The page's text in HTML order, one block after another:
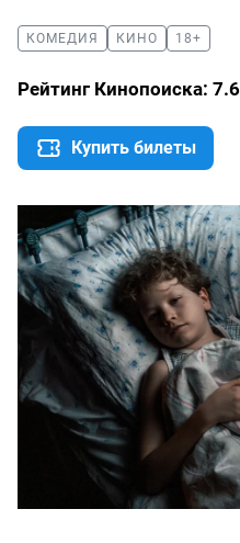
КОМЕДИЯ КИНО 18+
Рейтинг Кинопоиска: 7.6
Купить билеты